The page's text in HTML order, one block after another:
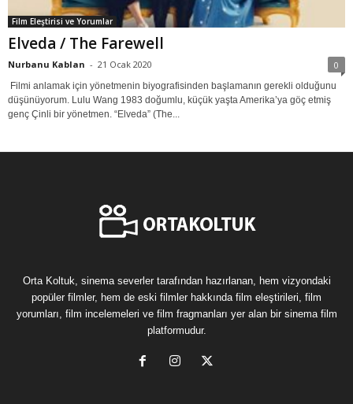
Film Eleştirisi ve Yorumlar
Elveda / The Farewell
Nurbanu Kablan - 21 Ocak 2020 0
Filmi anlamak için yönetmenin biyografisinden başlamanın gerekli olduğunu
düşünüyorum. Lulu Wang 1983 doğumlu, küçük yaşta Amerika’ya göç etmiş
genç Çinli bir yönetmen. “Elveda” (The...
Orta Koltuk, sinema severler tarafından hazırlanan, hem vizyondaki
popüler filmler, hem de eski filmler hakkında film eleştirileri, film
yorumları, film incelemeleri ve film fragmanları yer alan bir sinema film
platformudur.